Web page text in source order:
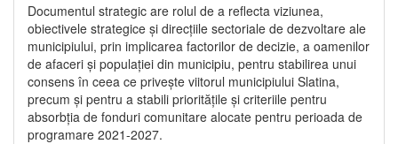
Documentul strategic are rolul de a reflecta viziunea,
obiectivele strategice și direcțiile sectoriale de dezvoltare ale
municipiului, prin implicarea factorilor de decizie, a oamenilor
de afaceri și populației din municipiu, pentru stabilirea unui
consens în ceea ce privește viitorul municipiului Slatina,
precum și pentru a stabili prioritățile și criteriile pentru
absorbția de fonduri comunitare alocate pentru perioada de
programare 2021-2027.